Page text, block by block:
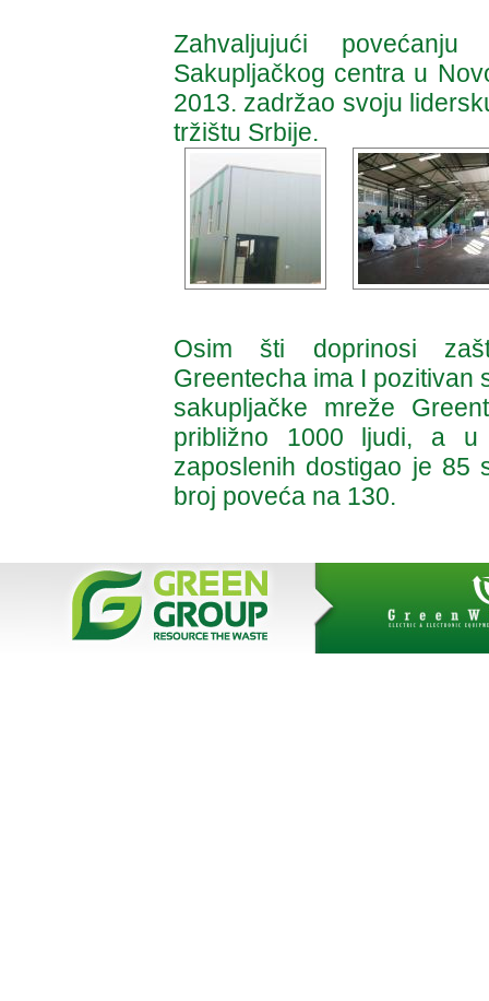
Zahvaljujući
Sakupljačkog centra u
2013. zadržao svoju
tržištu Srbije.
Osim šti doprinosi
Greentecha ima I pozitivan
sakupljačke mreže
približno 1000 ljudi, a u
zaposlenih dostigao je 85
broj poveća na 130.